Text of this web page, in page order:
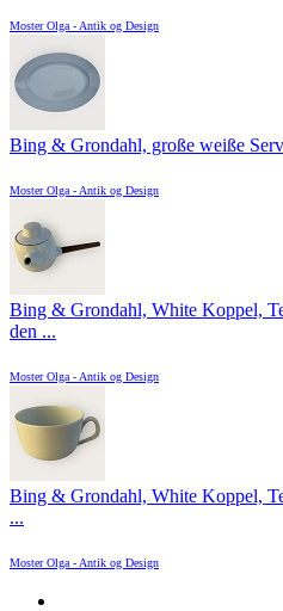
Moster Olga - Antik og Design
Bing & Grondahl, große weiße
Moster Olga - Antik og Design
Bing & Grondahl, White Koppel,
den ...
Moster Olga - Antik og Design
Bing & Grondahl, White Koppel,
...
Moster Olga - Antik og Design